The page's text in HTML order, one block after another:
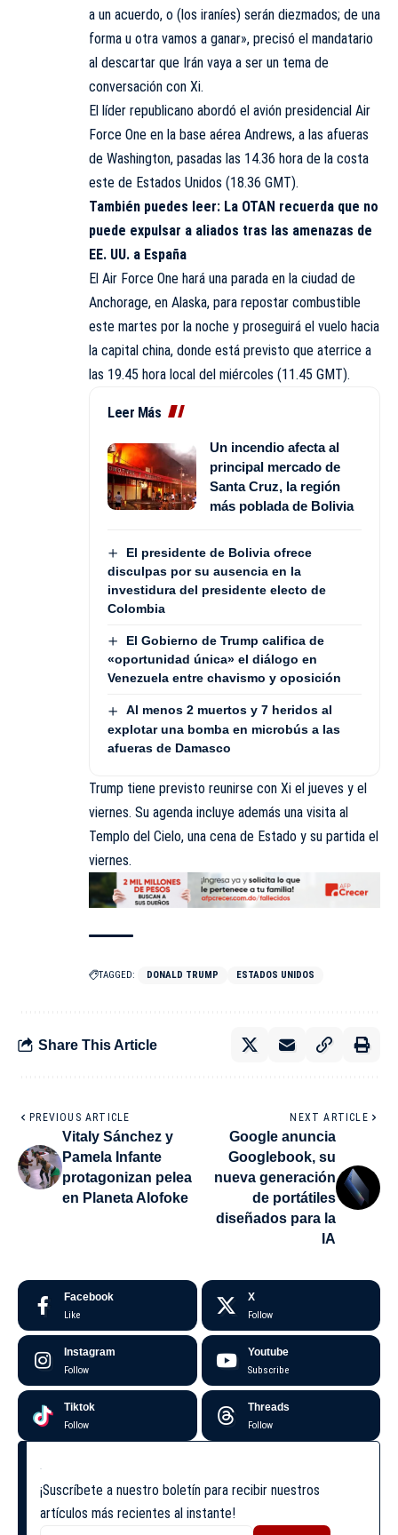
a un acuerdo, o (los iraníes) serán diezmados; de una
forma u otra vamos a ganar», precisó el mandatario
al descartar que Irán vaya a ser un tema de
conversación con Xi.
El líder republicano abordó el avión presidencial Air
Force One en la base aérea Andrews, a las afueras
de Washington, pasadas las 14.36 hora de la costa
este de Estados Unidos (18.36 GMT).
También puedes leer: La OTAN recuerda que no
puede expulsar a aliados tras las amenazas de
EE. UU. a España
El Air Force One hará una parada en la ciudad de
Anchorage, en Alaska, para repostar combustible
este martes por la noche y proseguirá el vuelo hacia
la capital china, donde está previsto que aterrice a
las 19.45 hora local del miércoles (11.45 GMT).
Leer Más
Un incendio afecta al
principal mercado de
Santa Cruz, la región
más poblada de Bolivia
El presidente de Bolivia ofrece
disculpas por su ausencia en la
investidura del presidente electo de
Colombia
El Gobierno de Trump califica de
«oportunidad única» el diálogo en
Venezuela entre chavismo y oposición
Al menos 2 muertos y 7 heridos al
explotar una bomba en microbús a las
afueras de Damasco
Trump tiene previsto reunirse con Xi el jueves y el
viernes. Su agenda incluye además una visita al
Templo del Cielo, una cena de Estado y su partida el
viernes.
TAGGED: DONALD TRUMP ESTADOS UNIDOS
Share This Article
PREVIOUS ARTICLE
Vitaly Sánchez y
Pamela Infante
protagonizan pelea
en Planeta Alofoke
NEXT ARTICLE
Google anuncia
Googlebook, su
nueva generación
de portátiles
diseñados para la
IA
Facebook
Like
X
Follow
Instagram
Follow
Youtube
Subscribe
Tiktok
Follow
Threads
Follow
¡Suscríbete a nuestro boletín para recibir nuestros
artículos más recientes al instante!